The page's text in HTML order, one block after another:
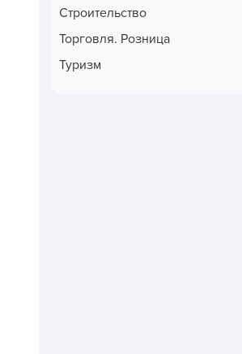
Строительство
Торговля. Розница
Туризм